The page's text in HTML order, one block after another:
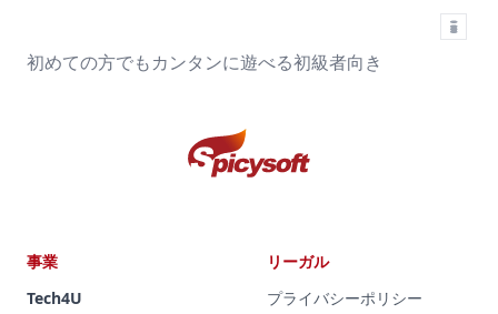
初めての方でもカンタンに遊べる初級者向き
事業
Tech4U
リーガル
プライバシーポリシー